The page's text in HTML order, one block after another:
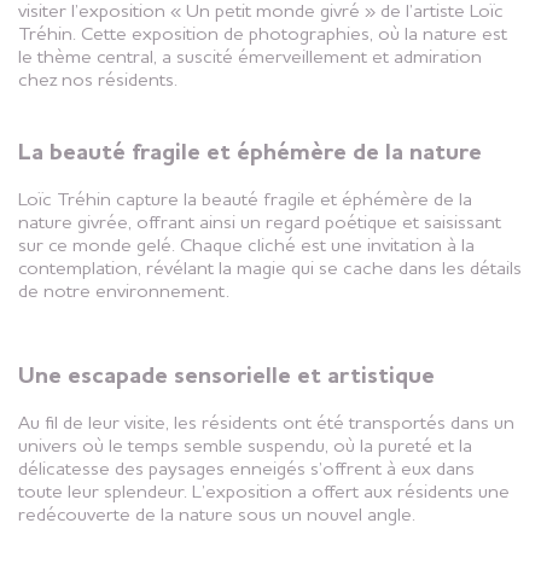
visiter l’exposition « Un petit monde givré » de l’artiste Loïc
Tréhin. Cette exposition de photographies, où la nature est
le thème central, a suscité émerveillement et admiration
chez nos résidents.
La beauté fragile et éphémère de la nature
Loïc Tréhin capture la beauté fragile et éphémère de la
nature givrée, offrant ainsi un regard poétique et saisissant
sur ce monde gelé. Chaque cliché est une invitation à la
contemplation, révélant la magie qui se cache dans les détails
de notre environnement.
Une escapade sensorielle et artistique
Au fil de leur visite, les résidents ont été transportés dans un
univers où le temps semble suspendu, où la pureté et la
délicatesse des paysages enneigés s’offrent à eux dans
toute leur splendeur. L’exposition a offert aux résidents une
redécouverte de la nature sous un nouvel angle.